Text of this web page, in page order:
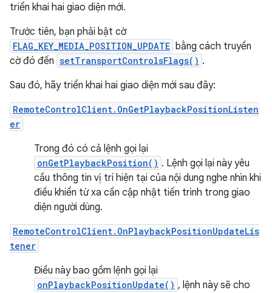
triển khai hai giao diện mới.
Trước tiên, bạn phải bật cờ
FLAG_KEY_MEDIA_POSITION_UPDATE bằng cách truyền
cờ đó đến setTransportControlsFlags() .
Sau đó, hãy triển khai hai giao diện mới sau đây:
RemoteControlClient.OnGetPlaybackPositionListen
er
Trong đó có cả lệnh gọi lại
onGetPlaybackPosition() . Lệnh gọi lại này yêu
cầu thông tin vị trí hiện tại của nội dung nghe nhìn khi
điều khiển từ xa cần cập nhật tiến trình trong giao
diện người dùng.
RemoteControlClient.OnPlaybackPositionUpdateLis
tener
Điều này bao gồm lệnh gọi lại
onPlaybackPositionUpdate() , lệnh này sẽ cho